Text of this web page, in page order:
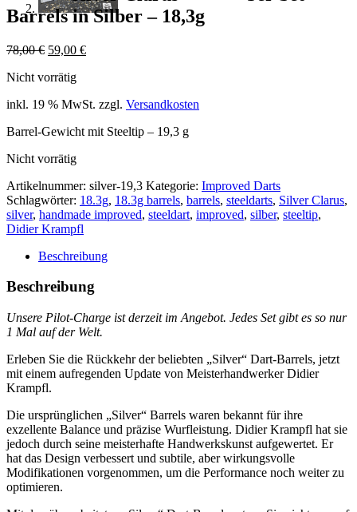
Barrels in Silber – 18,3g
78,00€ Ursprünglicher
war:
59,00 €Aktueller
Nicht vorrätig
inkl. 19 % MwSt. zzgl. Versandkosten
Barrel-Gewicht mit Steeltip – 19,3 g
Nicht vorrätig
Artikelnummer: silver-19,3 Kategorie: Improved Darts
Schlagwörter: 18.3g, 18.3g barrels, barrels, steeldarts, Silver Clarus,
silver, handmade improved, steeldart, improved, silber, steeltip,
Didier Krampfl
Beschreibung
Beschreibung
Unsere Pilot-Charge ist derzeit im Angebot. Jedes Set gibt es so nur
1 Mal auf der Welt.
Erleben Sie die Rückkehr der beliebten „Silver“ Dart-Barrels, jetzt
mit einem aufregenden Update von Meisterhandwerker Didier
Krampfl.
Die ursprünglichen „Silver“ Barrels waren bekannt für ihre
exzellente Balance und präzise Wurfleistung. Didier Krampfl hat sie
jedoch durch seine meisterhafte Handwerkskunst aufgewertet. Er
hat das Design verbessert und subtile, aber wirkungsvolle
Modifikationen vorgenommen, um die Performance noch weiter zu
optimieren.